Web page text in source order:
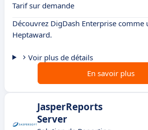
Tarif sur demande
Découvrez DigDash Enterprise comme
Heptaward.
Voir plus de détails
En savoir plus
JasperReports
Server